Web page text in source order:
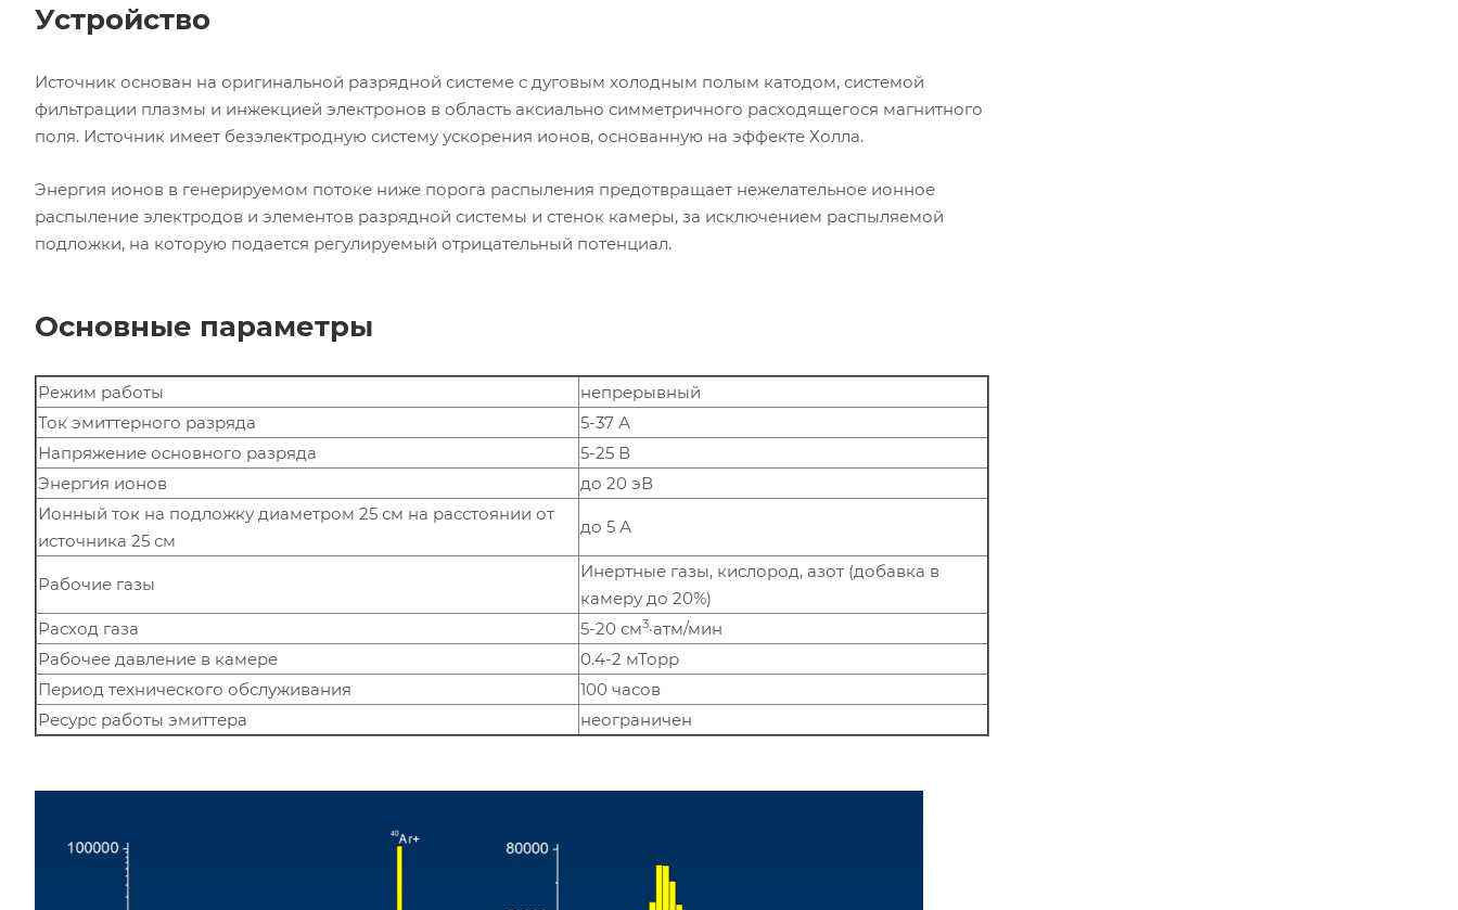
Устройство
Источник основан на оригинальной разрядной системе с дуговым холодным полым катодом, системой
фильтрации плазмы и инжекцией электронов в область аксиально симметричного расходящегося магнитного
поля. Источник имеет безэлектродную систему ускорения ионов, основанную на эффекте Холла.
Энергия ионов в генерируемом потоке ниже порога распыления предотвращает нежелательное ионное
распыление электродов и элементов разрядной системы и стенок камеры, за исключением распыляемой
подложки, на которую подается регулируемый отрицательный потенциал.
Основные параметры
Режим работы
непрерывный
Ток эмиттерного разряда
5-37 А
Напряжение основного разряда
5-25 В
Энергия ионов
до 20 эВ
Ионный ток на подложку диаметром 25 см на расстоянии от
источника 25 см
до 5 А
Рабочие газы
Инертные газы, кислород, азот (добавка в
камеру до 20%)
Расход газа
5-20 см3·атм/мин
Рабочее давление в камере
0.4-2 мТорр
Период технического обслуживания
100 часов
Ресурс работы эмиттера
неограничен